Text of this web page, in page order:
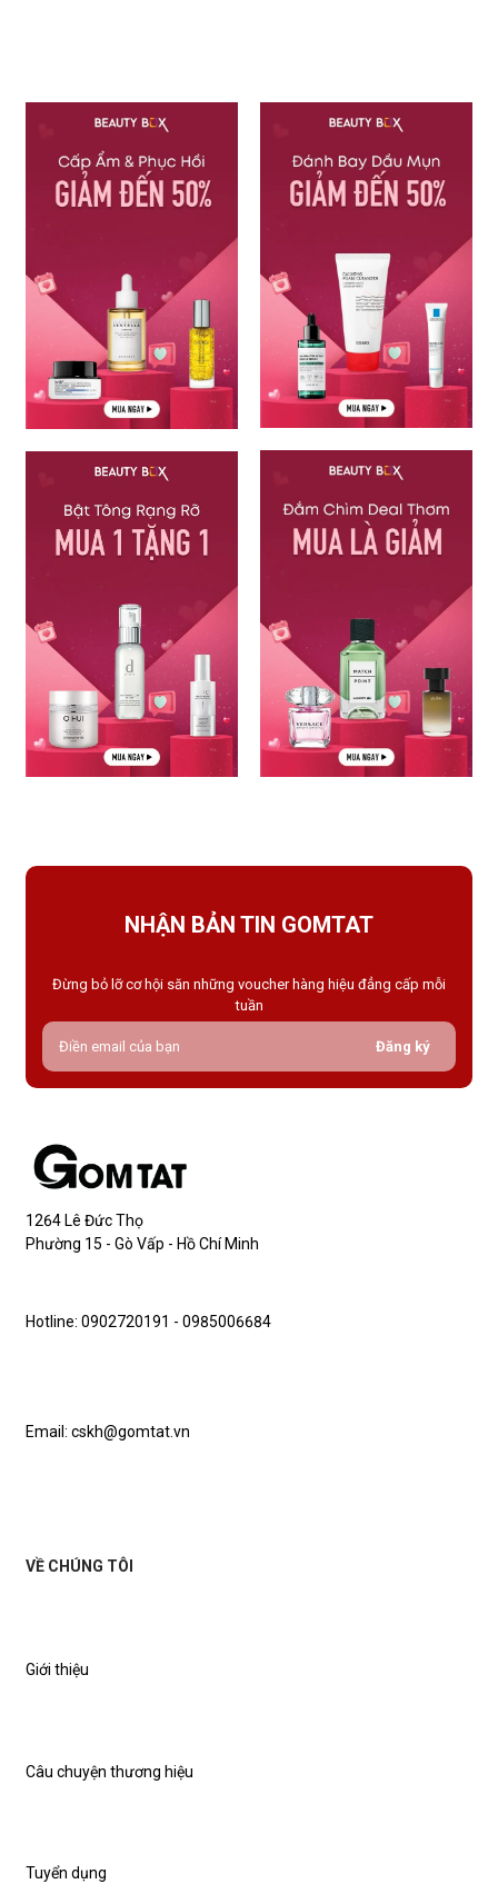
NHẬN BẢN TIN GOMTAT
Đừng bỏ lỡ cơ hội săn những voucher hàng hiệu đẳng cấp mỗi
tuần
Đăng ký
1264 Lê Đức Thọ
Phường 15 - Gò Vấp - Hồ Chí Minh
Hotline: 0902720191 - 0985006684
Email: cskh@gomtat.vn
VỀ CHÚNG TÔI
Giới thiệu
Câu chuyện thương hiệu
Tuyển dụng